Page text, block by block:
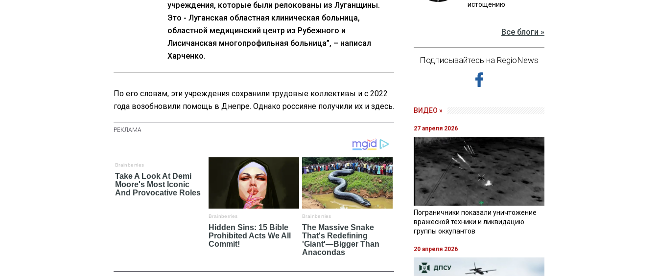
учреждения, которые были релокованы из Луганщины.
Это - Луганская областная клиническая больница,
областной медицинский центр из Рубежного и
Лисичанская многопрофильная больница”, – написал
Харченко.
По его словам, эти учреждения сохранили трудовые коллективы и с 2022
года возобновили помощь в Днепре. Однако россияне получили их и здесь.
истощению
Все блоги »
Подписывайтесь на RegioNews
ВИДЕО »
27 апреля 2026
Пограничники показали уничтожение
вражеской техники и ликвидацию
группы оккупантов
20 апреля 2026